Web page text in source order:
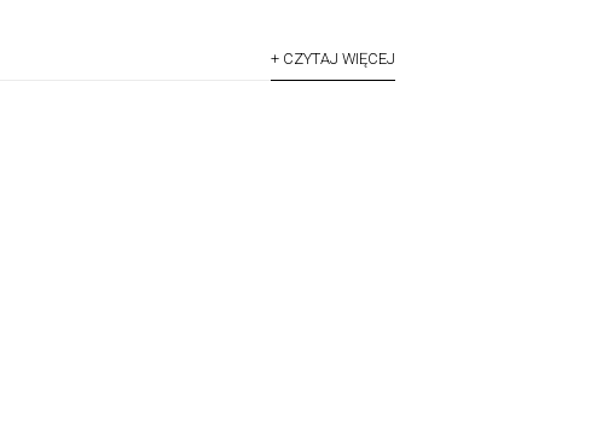
+ CZYTAJ WIĘCEJ